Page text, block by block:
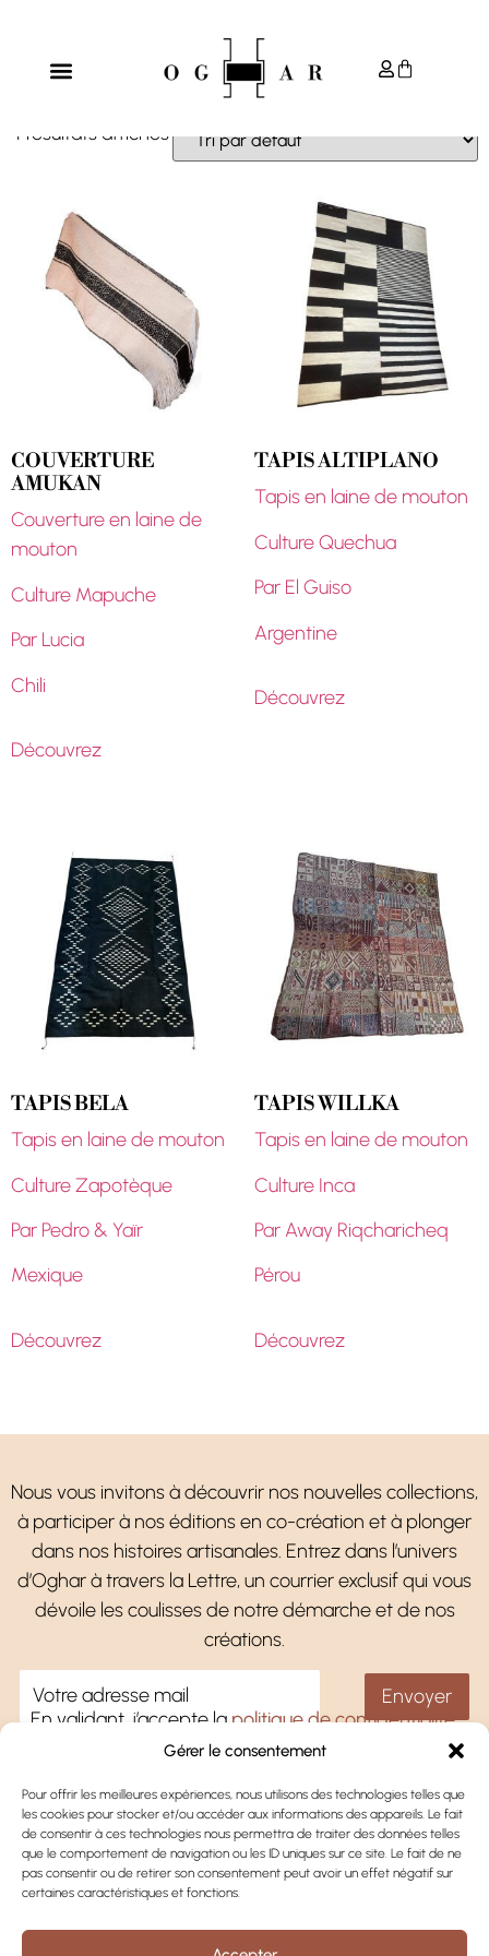
Gérer le consentement
Pour offrir les meilleures expériences, nous utilisons des technologies telles que
les cookies pour stocker et/ou accéder aux informations des appareils. Le fait
de consentir à ces technologies nous permettra de traiter des données telles
que le comportement de navigation ou les ID uniques sur ce site. Le fait de ne
pas consentir ou de retirer son consentement peut avoir un effet négatif sur
certaines caractéristiques et fonctions.
L'ART DU TEXTILE
4 résultats affichés
COUVERTURE
AMUKAN
Couverture en laine de
mouton
Culture Mapuche
Par Lucia
Chili
Découvrez
TAPIS ALTIPLANO
Tapis en laine de mouton
Culture Quechua
Par El Guiso
Argentine
Découvrez
TAPIS BELA
Tapis en laine de mouton
Culture Zapotèque
Par Pedro & Yaïr
Mexique
Découvrez
TAPIS WILLKA
Tapis en laine de mouton
Culture Inca
Par Away Riqcharicheq
Pérou
Découvrez
Nous vous invitons à découvrir nos nouvelles collections,
à participer à nos éditions en co-création et à plonger
dans nos histoires artisanales. Entrez dans l’univers
d’Oghar à travers la Lettre, un courrier exclusif qui vous
dévoile les coulisses de notre démarche et de nos
créations.
En validant, j’accepte la politique de confidentialité.
Une question ?
Oghar